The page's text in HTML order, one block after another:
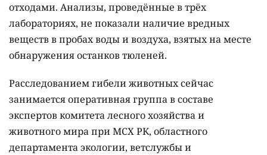
отходами. Анализы, проведённые в трёх
лабораториях, не показали наличие вредных
веществ в пробах воды и воздуха, взятых на месте
обнаружения останков тюленей.
Расследованием гибели животных сейчас
занимается оперативная группа в составе
экспертов комитета лесного хозяйства и
животного мира при МСХ РК, областного
департамента экологии, ветслужбы и